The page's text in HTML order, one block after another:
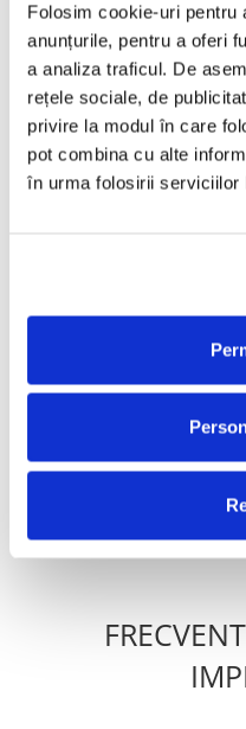
Folosim cookie-uri pentru
anunțurile, pentru a oferi
a analiza traficul. De
rețele sociale, de
privire la modul în care
pot combina cu alte
în urma folosirii serviciilor
B5. Take Me There
An Lansare:1993
Stil:Rock; Hard Rock
Near Mint
Stare Coperta:Near Mint
Informatii conformitate produs
Review-uri(0)
PRODUSE
Echo & The Bunnymen –